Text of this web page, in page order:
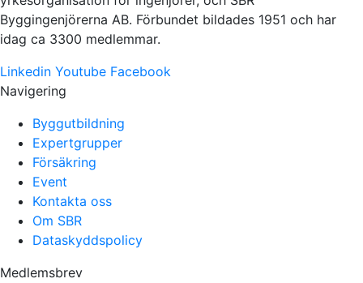
Byggingenjörerna AB. Förbundet bildades 1951 och har
idag ca 3300 medlemmar.
Linkedin Youtube Facebook
Navigering
Byggutbildning
Expertgrupper
Försäkring
Event
Kontakta oss
Om SBR
Dataskyddspolicy
Medlemsbrev